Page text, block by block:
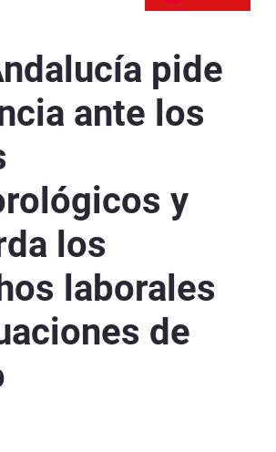
pide
ante los
y
los
laborales
de